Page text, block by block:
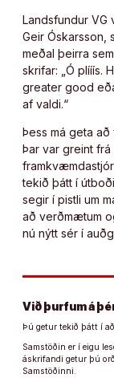
Landsfundur VG
Geir Óskarsson,
meðal þeirra
skrifar: „Ó plííís.
greater good
af valdi.“
Þess má geta að
Þar var greint
tekið þátt í
segir í pistli um
að verðmætum
nú nýtt sér í
Við þurfum á
Þú getur tekið þátt í
Samstöðin er í eigu
áskrifandi getur þú
Samstöðinni.